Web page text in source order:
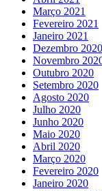
Março 2021
Fevereiro 2021
Janeiro 2021
Dezembro 2020
Novembro
Outubro 2020
Setembro 2020
Agosto 2020
Julho 2020
Junho 2020
Maio 2020
Abril 2020
Março 2020
Fevereiro 2020
Janeiro 2020